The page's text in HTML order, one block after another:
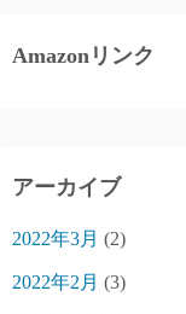
Amazonリンク
アーカイブ
2022年3月 (2)
2022年2月 (3)